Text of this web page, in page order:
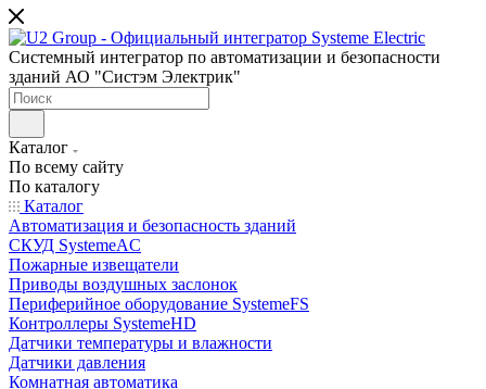
Системный интегратор по автоматизации и безопасности
зданий АО "Систэм Электрик"
Каталог
По всему сайту
По каталогу
Каталог
Автоматизация и безопасность зданий
СКУД SystemeAC
Пожарные извещатели
Приводы воздушных заслонок
Периферийное оборудование SystemeFS
Контроллеры SystemeHD
Датчики температуры и влажности
Датчики давления
Комнатная автоматика